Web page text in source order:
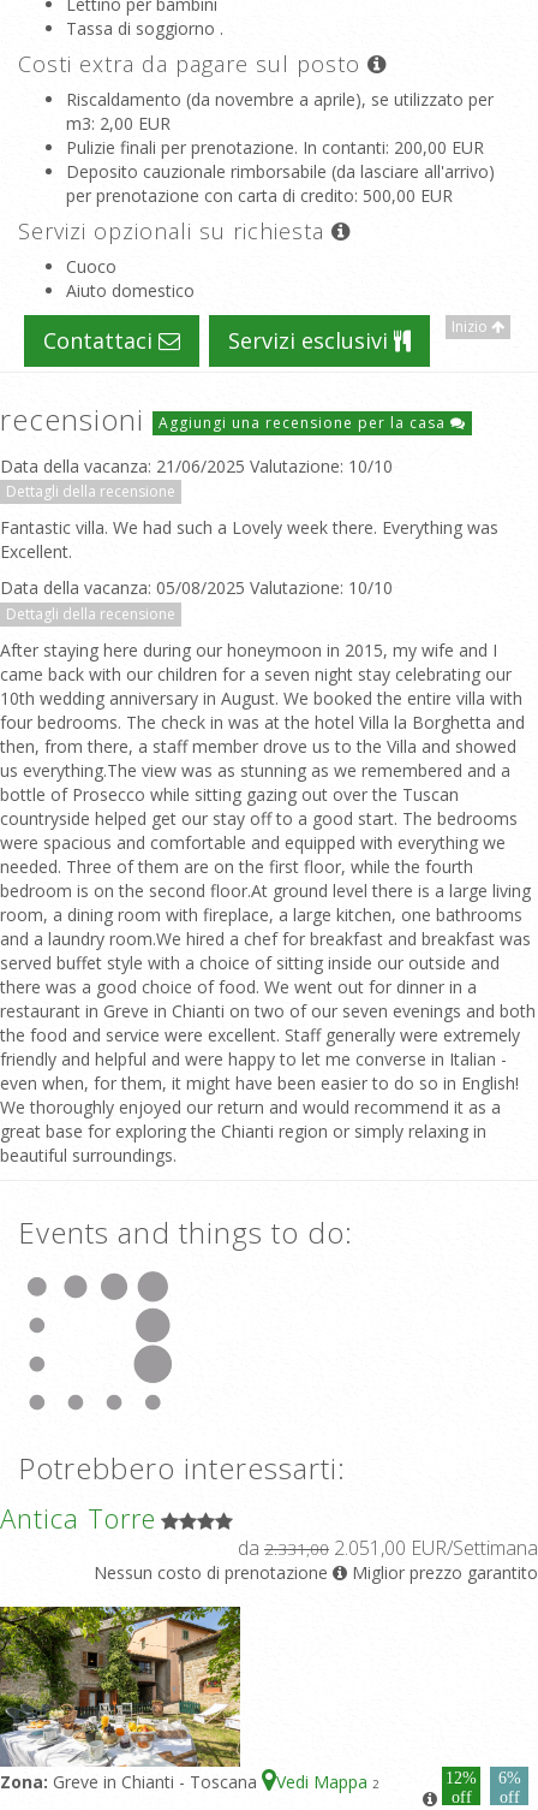
Tassa di soggiorno .
Costi extra da pagare sul posto
Riscaldamento (da novembre a aprile), se utilizzato per
m3: 2,00 EUR
Pulizie finali per prenotazione. In contanti: 200,00 EUR
Deposito cauzionale rimborsabile (da lasciare all'arrivo)
per prenotazione con carta di credito: 500,00 EUR
Servizi opzionali su richiesta
Cuoco
Aiuto domestico
Inizio
Contattaci Servizi esclusivi
recensioni Aggiungi una recensione per la casa
Data della vacanza: 21/06/2025 Valutazione: 10/10
Dettagli della recensione
Fantastic villa. We had such a Lovely week there. Everything was
Excellent.
Data della vacanza: 05/08/2025 Valutazione: 10/10
Dettagli della recensione
After staying here during our honeymoon in 2015, my wife and I
came back with our children for a seven night stay celebrating our
10th wedding anniversary in August. We booked the entire villa with
four bedrooms. The check in was at the hotel Villa la Borghetta and
then, from there, a staff member drove us to the Villa and showed
us everything.The view was as stunning as we remembered and a
bottle of Prosecco while sitting gazing out over the Tuscan
countryside helped get our stay off to a good start. The bedrooms
were spacious and comfortable and equipped with everything we
needed. Three of them are on the first floor, while the fourth
bedroom is on the second floor.At ground level there is a large living
room, a dining room with fireplace, a large kitchen, one bathrooms
and a laundry room.We hired a chef for breakfast and breakfast was
served buffet style with a choice of sitting inside our outside and
there was a good choice of food. We went out for dinner in a
restaurant in Greve in Chianti on two of our seven evenings and both
the food and service were excellent. Staff generally were extremely
friendly and helpful and were happy to let me converse in Italian -
even when, for them, it might have been easier to do so in English!
We thoroughly enjoyed our return and would recommend it as a
great base for exploring the Chianti region or simply relaxing in
beautiful surroundings.
Events and things to do:
Potrebbero interessarti:
Antica Torre
da 2.331,00 2.051,00 EUR/Settimana
Nessun costo di prenotazione Miglior prezzo garantito
Zona: Greve in Chianti - Toscana Vedi Mappa 2
12%
off
6%
off